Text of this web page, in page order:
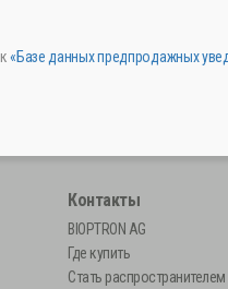
«Базе данных предпродажных
Контакты
BIOPTRON AG
Где купить
Стать распространителем